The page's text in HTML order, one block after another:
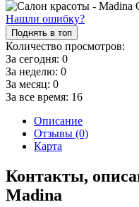
Нашли ошибку?
Поднять в топ
Количество просмотров:
За сегодня: 0
За неделю: 0
За месяц: 0
За все время: 16
Описание
Отзывы (0)
Карта
Контакты,
Madina